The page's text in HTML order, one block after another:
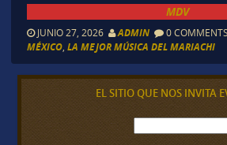
MDV
JUNIO 27, 2026 ADMIN 0 COMMENTS
MÉXICO, LA MEJOR MÚSICA DEL MARIACHI
EL SITIO QUE NOS INVITA
B
u